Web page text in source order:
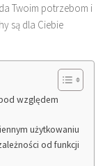
Twoim potrzebom i
są dla Ciebie
względem
użytkowaniu
od funkcji